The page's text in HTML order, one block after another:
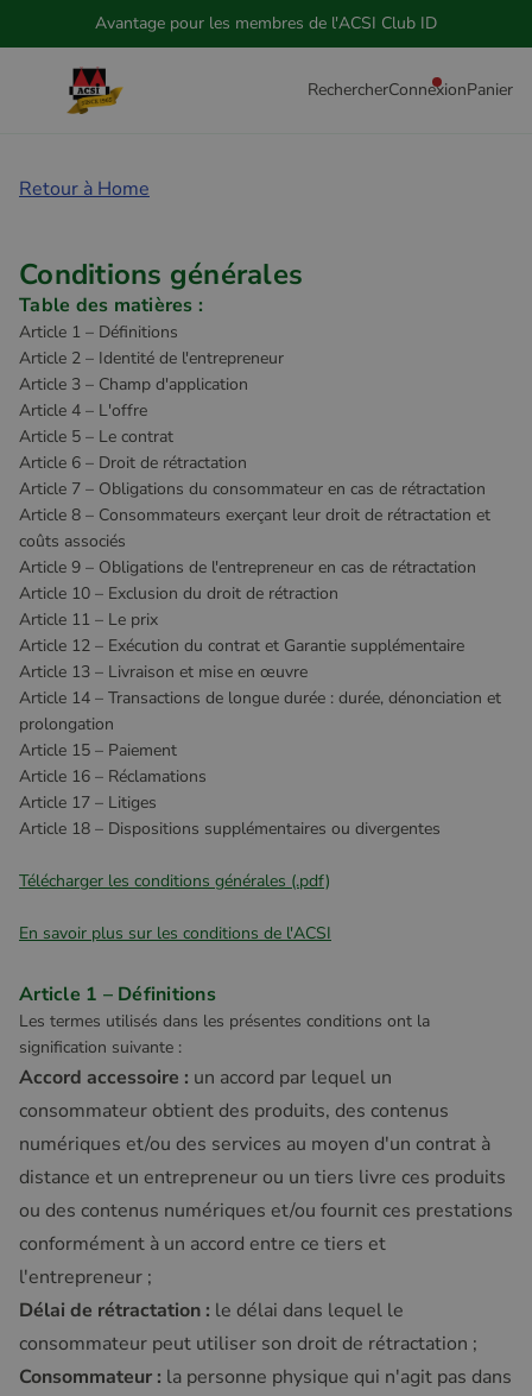
Commande simple et rapide
RechercherConnexionPanier
Retour à Home
Conditions générales
Table des matières :
Article 1 – Définitions
Article 2 – Identité de l'entrepreneur
Article 3 – Champ d'application
Article 4 – L'offre
Article 5 – Le contrat
Article 6 – Droit de rétractation
Article 7 – Obligations du consommateur en cas de rétractation
Article 8 – Consommateurs exerçant leur droit de rétractation et
coûts associés
Article 9 – Obligations de l'entrepreneur en cas de rétractation
Article 10 – Exclusion du droit de rétraction
Article 11 – Le prix
Article 12 – Exécution du contrat et Garantie supplémentaire
Article 13 – Livraison et mise en œuvre
Article 14 – Transactions de longue durée : durée, dénonciation et
prolongation
Article 15 – Paiement
Article 16 – Réclamations
Article 17 – Litiges
Article 18 – Dispositions supplémentaires ou divergentes
Télécharger les conditions générales (.pdf)
En savoir plus sur les conditions de l'ACSI
Article 1 – Définitions
Les termes utilisés dans les présentes conditions ont la
signification suivante :
Accord accessoire : un accord par lequel un
consommateur obtient des produits, des contenus
numériques et/ou des services au moyen d'un contrat à
distance et un entrepreneur ou un tiers livre ces produits
ou des contenus numériques et/ou fournit ces prestations
conformément à un accord entre ce tiers et
l'entrepreneur ;
Délai de rétractation : le délai dans lequel le
consommateur peut utiliser son droit de rétractation ;
Consommateur : la personne physique qui n'agit pas dans